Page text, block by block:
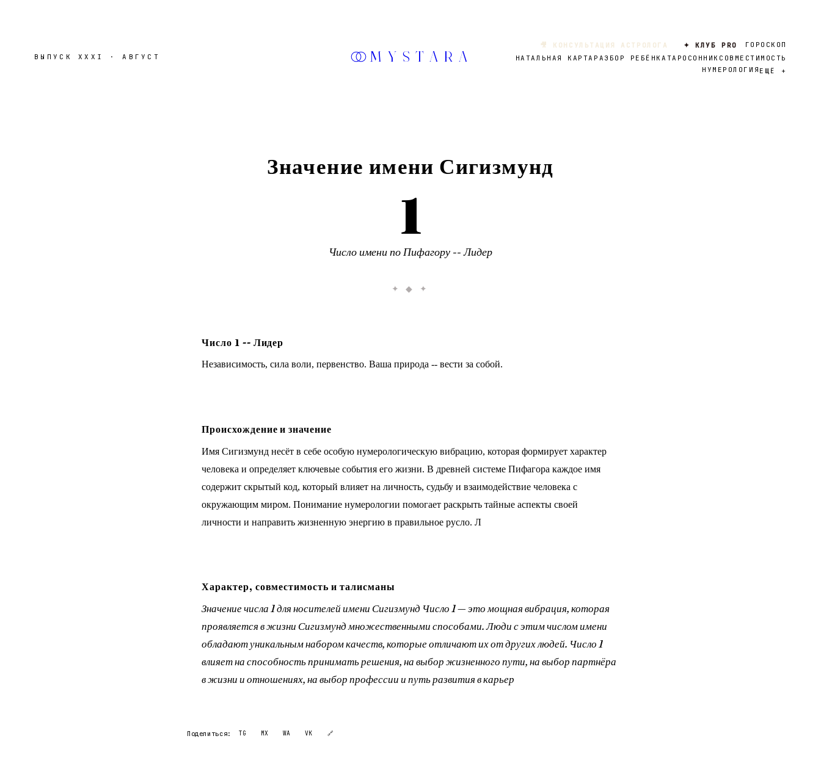
ВЫПУСКXXXI · АВГУСТ MYSTARA
🎥 КОНСУЛЬТАЦИЯ АСТРОЛОГА ✦ КЛУБ PRO
ГОРОСКОП
НАТАЛЬНАЯ КАРТА РАЗБОР РЕБЁНКА ТАРО СОННИК СОВМЕСТИМОСТЬ
НУМЕРОЛОГИЯ ЕЩЁ +
Значение имени Сигизмунд
1
Число имени по Пифагору --Лидер
✦ ◆ ✦
Число 1 -- Лидер
Независимость, сила воли, первенство. Ваша природа -- вести за собой.
Происхождение и значение
Имя Сигизмунд несёт в себе особую нумерологическую вибрацию, которая формирует характер
человека и определяет ключевые события его жизни. В древней системе Пифагора каждое имя
содержит скрытый код, который влияет на личность, судьбу и взаимодействие человека с
окружающим миром. Понимание нумерологии помогает раскрыть тайные аспекты своей
личности и направить жизненную энергию в правильное русло. Л
Характер, совместимость и талисманы
Значение числа 1 для носителей имени Сигизмунд Число 1 — это мощная вибрация, которая
проявляется в жизни Сигизмунд множественными способами. Люди с этим числом имени
обладают уникальным набором качеств, которые отличают их от других людей. Число 1
влияет на способность принимать решения, на выбор жизненного пути, на выбор партнёра
в жизни и отношениях, на выбор профессии и путь развития в карьер
Поделиться: TG MX WA VK 🔗